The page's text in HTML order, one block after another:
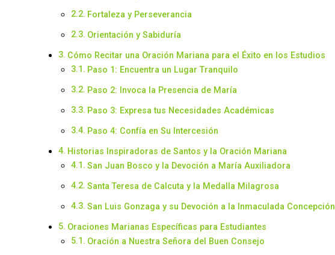
Fortaleza y Perseverancia
Orientación y Sabiduría
Cómo Recitar una Oración Mariana para el Éxito en los Estudios
Paso 1: Encuentra un Lugar Tranquilo
Paso 2: Invoca la Presencia de María
Paso 3: Expresa tus Necesidades Académicas
Paso 4: Confía en Su Intercesión
Historias Inspiradoras de Santos y la Oración Mariana
San Juan Bosco y la Devoción a María Auxiliadora
Santa Teresa de Calcuta y la Medalla Milagrosa
San Luis Gonzaga y su Devoción a la Inmaculada Concepción
Oraciones Marianas Específicas para Estudiantes
Oración a Nuestra Señora del Buen Consejo